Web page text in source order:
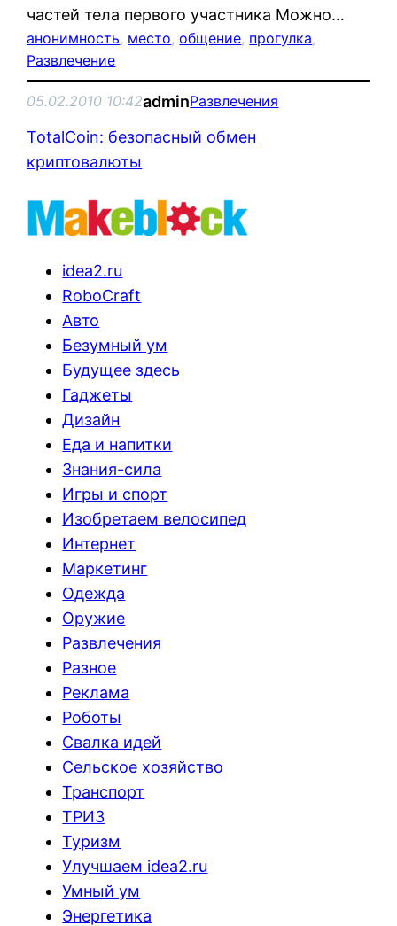
частей тела первого участника Можно…
анонимность, место, общение, прогулка
Развлечение
05.02.2010 10:42adminРазвлечения
TotalCoin: безопасный обмен
криптовалюты
idea2.ru
RoboCraft
Авто
Безумный ум
Будущее здесь
Гаджеты
Дизайн
Еда и напитки
Знания-сила
Игры и спорт
Изобретаем велосипед
Интернет
Маркетинг
Одежда
Оружие
Развлечения
Разное
Реклама
Роботы
Свалка идей
Сельское хозяйство
Транспорт
ТРИЗ
Туризм
Улучшаем idea2.ru
Умный ум
Энергетика